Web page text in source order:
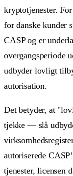
kryptotjenester.
for danske kunder
CASP og er
overgangsperiode
udbyder lovligt
autorisation.
Det betyder, at
tjekke — slå
autoriserede
tjenester, licensen